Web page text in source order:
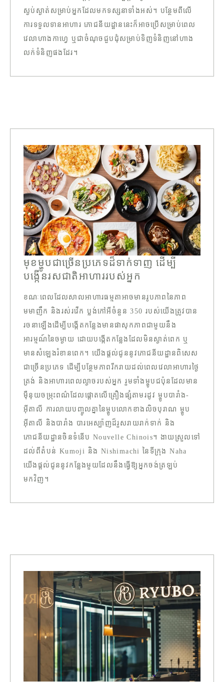
ស្ងប់ស្ងាត់សម្រាប់អ្នកដែលមកទស្សនាទាំងអស់។ បន្ថែមពីលើ
ការទទួលទានអាហារ ភោជនីយដ្ឋាននេះក៏អាចប្រើសម្រាប់ពេល
វេលាហាងកាហ្វេ ឬជាចំណុចជួបជុំសម្រាប់ទិញទំនិញនៅហាង
លក់ទំនិញផងដែរ។
មុខម្ហូបជាច្រើនប្រភេទដ៏ទាក់ទាញ ដើម្បី
បង្កើនរសជាតិអាហាររបស់អ្នក
ខណៈពេលដែលសាលអាហារធម្មតាអាចមានរូបភាពនៃភាព
មមាញឹក និងរស់រវើក ប្លង់កៅអីចំនួន 350 របស់យើងត្រូវបាន
រចនាឡើងដើម្បីបង្កើតកន្លែងមានផាសុកភាពជាមួយនឹង
អារម្មណ៍នៃចម្ងាយ ដោយបង្កើតកន្លែងដែលមិនស្ងាត់ពេក ឬ
មានសំឡេងរំខានពេក។ យើងផ្តល់ជូននូវភោជនីយដ្ឋានពិសេស
ជាច្រើនប្រភេទ ដើម្បីបន្ថែមភាពរីករាយដល់ពេលវេលាអាហារថ្ងៃ
ត្រង់ និងអាហារពេលល្ងាចរបស់អ្នក រួមទាំងម្ហូបជប៉ុនដែលមាន
ម៉ឺនុយចម្រុះពណ៌ដែលផ្តោតលើគ្រឿងផ្សំតាមរដូវ ម្ហូបបារាំង-
អ៊ីតាលី ការលាយបញ្ចូលគ្នានៃម្ហូបលោកខាងលិចបុរាណ ម្ហូប
អ៊ីតាលី និងបារាំង បារអេស្ប៉ាញដ៏រួសរាយរាក់ទាក់ និង
ភោជនីយដ្ឋានចិនទំនើប Nouvelle Chinois។ ងាយស្រួលទៅ
ដល់ពីតំបន់ Kumoji និង Nishimachi នៃទីក្រុង Naha
យើងផ្តល់ជូននូវកន្លែងមួយដែលនឹងធ្វើឱ្យអ្នកចង់ត្រឡប់
មកវិញ។